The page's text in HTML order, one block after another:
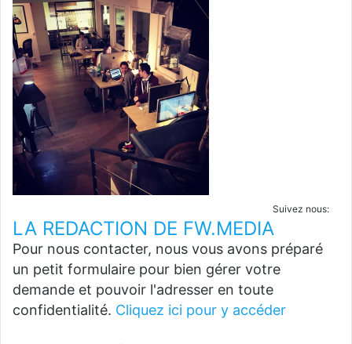
Suivez nous:
LA REDACTION DE FW.MEDIA
Pour nous contacter, nous vous avons préparé
un petit formulaire pour bien gérer votre
demande et pouvoir l'adresser en toute
confidentialité. Cliquez ici pour y accéder